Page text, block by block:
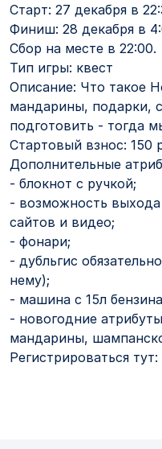
Старт: 27 декабря в
Финиш: 28 декабря в
Сбор на месте в 22:00.
Тип игры: квест
Описание: Что такое
мандарины, подарки,
подготовить - тогда
Стартовый взнос: 150
Дополнительные
- блокнот с ручкой;
- возможность
сайтов и видео;
- фонари;
- дубльгис
нему);
- машина с 15л
- новогодние
мандарины,
Регистрироваться тут: